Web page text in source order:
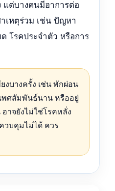
แต่บางคนมีอาการต่อ
าเหตุร่วม เช่น ปัญหา
โรคประจำตัว หรือการ
ยงบางครั้ง เช่น พักผ่อน
พศสัมพันธ์นาน หรืออยู่
าจยังไม่ใช่โรคหลั่ง
วบคุมไม่ได้ ควร